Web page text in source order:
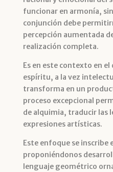
funcionar en armonía,
conjunción debe
percepción aumentada
realización completa.
Es en este contexto en
espíritu, a la vez
transforma en un
proceso excepcional
de alquimia, traducir las
expresiones artísticas.
Este enfoque se inscribe
proponiéndonos
lenguaje geométrico